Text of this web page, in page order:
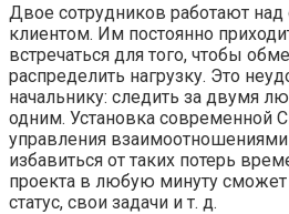
Двое сотрудников работают над
клиентом. Им постоянно
встречаться для того, чтобы
распределить нагрузку. Это
начальнику: следить за двумя
одним. Установка современной
управления
избавиться от таких потерь
проекта в любую минуту
статус, свои задачи и т. д.